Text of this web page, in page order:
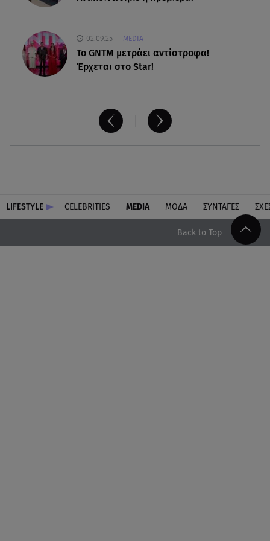
02.09.25 MEDIA
Το GNTM μετράει αντίστροφα!
Έρχεται στο Star!
LIFESTYLE CELEBRITIES MEDIA ΜΟΔΑ ΣΥΝΤΑΓΕΣ
Back to Top